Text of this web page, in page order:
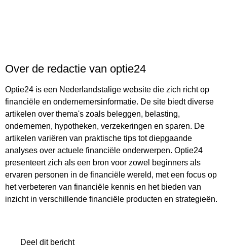
Over de redactie van optie24
Optie24 is een Nederlandstalige website die zich richt op
financiële en ondernemersinformatie. De site biedt diverse
artikelen over thema's zoals beleggen, belasting,
ondernemen, hypotheken, verzekeringen en sparen. De
artikelen variëren van praktische tips tot diepgaande
analyses over actuele financiële onderwerpen. Optie24
presenteert zich als een bron voor zowel beginners als
ervaren personen in de financiële wereld, met een focus op
het verbeteren van financiële kennis en het bieden van
inzicht in verschillende financiële producten en strategieën.
Deel dit bericht